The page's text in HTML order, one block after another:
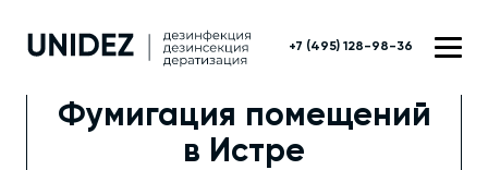
+7 (495) 128-98-36
Фумигация помещений
в Истре